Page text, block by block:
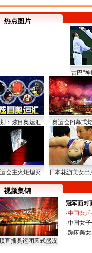
热点图片
古巴"神
：炫目奥运汇 奥运会闭幕式
会主火炬熄灭 日本花游美女出
视频集锦
直播奥运闭幕式盛况
冠军面对
·中国女
·中国女
·蹦床美